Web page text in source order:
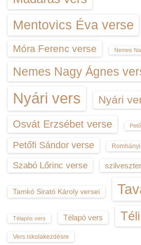
Mentovics Éva verse
Móra Ferenc verse Nemes
Nemes Nagy Ágnes
Nyári vers Nyári
Osvát Erzsébet verse
Petőfi Sándor verse
Szabó Lőrinc verse
Tamkó Sirató Károly versei
Télapós vers Télapó vers
Vers iskolakezdésre